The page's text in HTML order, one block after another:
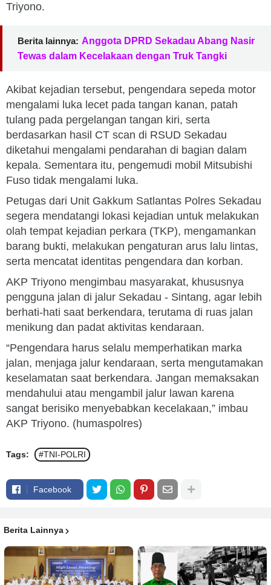
Triyono.
Berita lainnya: Anggota DPRD Sekadau Abang Nasir
Tewas dalam Kecelakaan dengan Truk Tangki
Akibat kejadian tersebut, pengendara sepeda motor
mengalami luka lecet pada tangan kanan, patah
tulang pada pergelangan tangan kiri, serta
berdasarkan hasil CT scan di RSUD Sekadau
diketahui mengalami pendarahan di bagian dalam
kepala. Sementara itu, pengemudi mobil Mitsubishi
Fuso tidak mengalami luka.
Petugas dari Unit Gakkum Satlantas Polres Sekadau
segera mendatangi lokasi kejadian untuk melakukan
olah tempat kejadian perkara (TKP), mengamankan
barang bukti, melakukan pengaturan arus lalu lintas,
serta mencatat identitas pengendara dan korban.
AKP Triyono mengimbau masyarakat, khususnya
pengguna jalan di jalur Sekadau - Sintang, agar lebih
berhati-hati saat berkendara, terutama di ruas jalan
menikung dan padat aktivitas kendaraan.
“Pengendara harus selalu memperhatikan marka
jalan, menjaga jalur kendaraan, serta mengutamakan
keselamatan saat berkendara. Jangan memaksakan
mendahului atau mengambil jalur lawan karena
sangat berisiko menyebabkan kecelakaan,” imbau
AKP Triyono. (humaspolres)
Tags: #TNI-POLRI
Facebook
Berita Lainnya